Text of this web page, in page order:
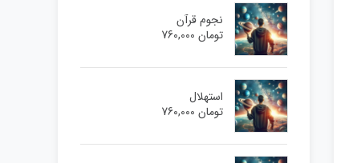
نجوم قرآن
تومان
استهلال
تومان